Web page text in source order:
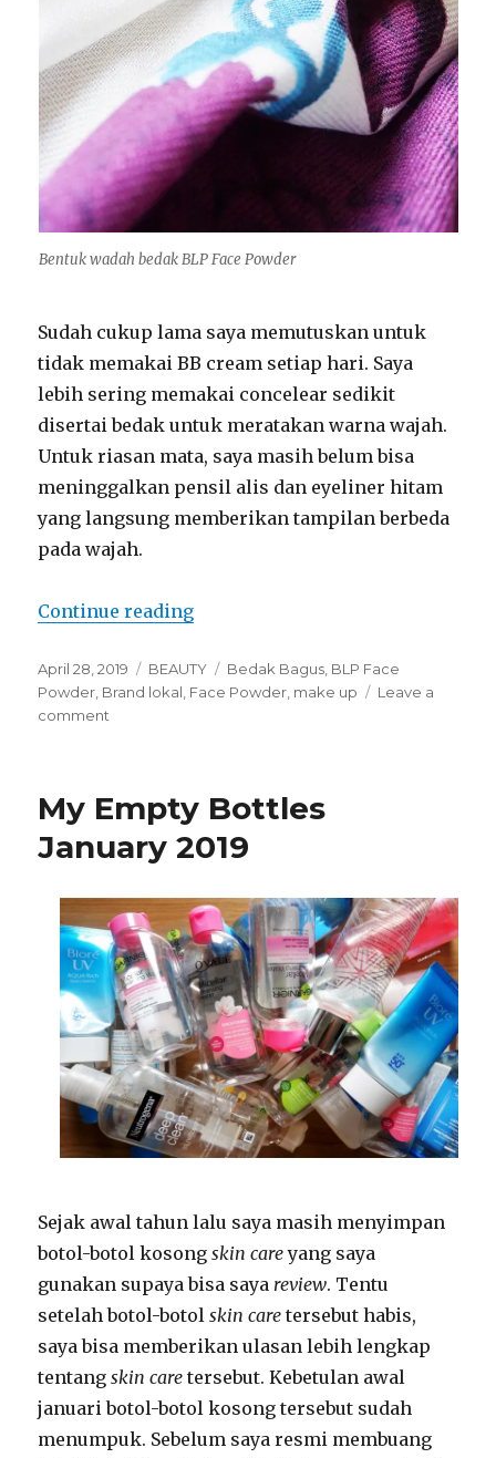
Bentuk wadah bedak BLP Face Powder
Sudah cukup lama saya memutuskan untuk
tidak memakai BB cream setiap hari. Saya
lebih sering memakai concelear sedikit
disertai bedak untuk meratakan warna wajah.
Untuk riasan mata, saya masih belum bisa
meninggalkan pensil alis dan eyeliner hitam
yang langsung memberikan tampilan berbeda
pada wajah.
Continue reading“Face Powder by Lizzie Parra”
Posted
on
April 28, 2019 Categories
BEAUTY Tags
Bedak Bagus BLP Face
Powder Brand lokal Face Powder make up
Leave a
comment
Lizzie
My Empty Bottles
January 2019
Sejak awal tahun lalu saya masih menyimpan
botol-botol kosongskin careyang saya
gunakan supaya bisa saya review. Tentu
setelah botol-botolskin care tersebut habis,
saya bisa memberikan ulasan lebih lengkap
tentangskin care tersebut. Kebetulan awal
januari botol-botol kosong tersebut sudah
menumpuk. Sebelum saya resmi membuang